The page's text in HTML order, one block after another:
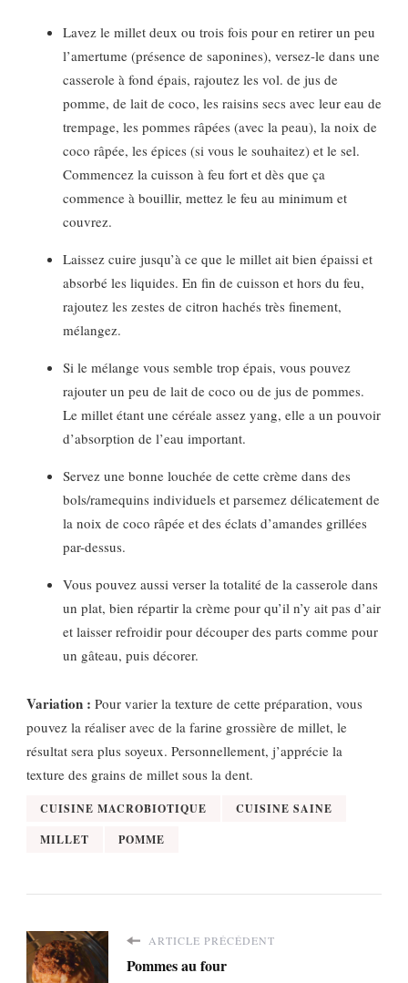
Lavez le millet deux ou trois fois pour en retirer un peu
l’amertume (présence de saponines), versez-le dans une
casserole à fond épais, rajoutez les vol. de jus de
pomme, de lait de coco, les raisins secs avec leur eau de
trempage, les pommes râpées (avec la peau), la noix de
coco râpée, les épices (si vous le souhaitez) et le sel.
Commencez la cuisson à feu fort et dès que ça
commence à bouillir, mettez le feu au minimum et
couvrez.
Laissez cuire jusqu’à ce que le millet ait bien épaissi et
absorbé les liquides. En fin de cuisson et hors du feu,
rajoutez les zestes de citron hachés très finement,
mélangez.
Si le mélange vous semble trop épais, vous pouvez
rajouter un peu de lait de coco ou de jus de pommes.
Le millet étant une céréale assez yang, elle a un pouvoir
d’absorption de l’eau important.
Servez une bonne louchée de cette crème dans des
bols/ramequins individuels et parsemez délicatement de
la noix de coco râpée et des éclats d’amandes grillées
par-dessus.
Vous pouvez aussi verser la totalité de la casserole dans
un plat, bien répartir la crème pour qu’il n’y ait pas d’air
et laisser refroidir pour découper des parts comme pour
un gâteau, puis décorer.
Variation : Pour varier la texture de cette préparation, vous
pouvez la réaliser avec de la farine grossière de millet, le
résultat sera plus soyeux. Personnellement, j’apprécie la
texture des grains de millet sous la dent.
CUISINE MACROBIOTIQUE
CUISINE SAINE
MILLET
POMME
ARTICLE PRÉCÉDENT
Pommes au four